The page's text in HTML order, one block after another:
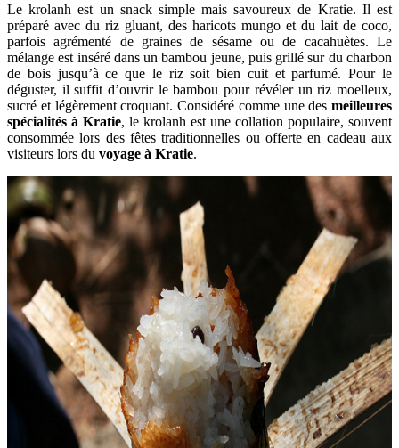
Le krolanh est un snack simple mais savoureux de Kratie. Il est
préparé avec du riz gluant, des haricots mungo et du lait de coco,
parfois agrémenté de graines de sésame ou de cacahuètes. Le
mélange est inséré dans un bambou jeune, puis grillé sur du charbon
de bois jusqu’à ce que le riz soit bien cuit et parfumé. Pour le
déguster, il suffit d’ouvrir le bambou pour révéler un riz moelleux,
sucré et légèrement croquant. Considéré comme une des meilleures
spécialités à Kratie, le krolanh est une collation populaire, souvent
consommée lors des fêtes traditionnelles ou offerte en cadeau aux
visiteurs lors du voyage à Kratie.